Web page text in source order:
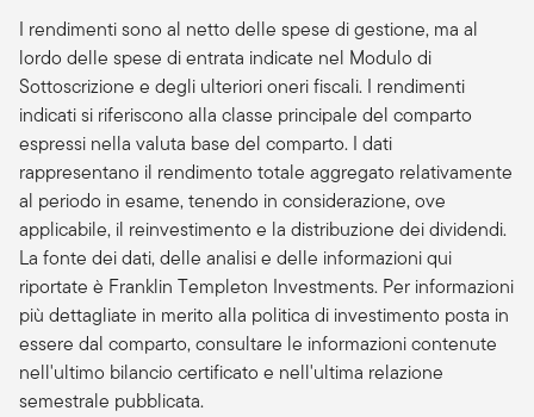
I rendimenti sono al netto delle spese di gestione, ma al
lordo delle spese di entrata indicate nel Modulo di
Sottoscrizione e degli ulteriori oneri fiscali. I rendimenti
indicati si riferiscono alla classe principale del comparto
espressi nella valuta base del comparto. I dati
rappresentano il rendimento totale aggregato relativamente
al periodo in esame, tenendo in considerazione, ove
applicabile, il reinvestimento e la distribuzione dei dividendi.
La fonte dei dati, delle analisi e delle informazioni qui
riportate è Franklin Templeton Investments. Per informazioni
più dettagliate in merito alla politica di investimento posta in
essere dal comparto, consultare le informazioni contenute
nell'ultimo bilancio certificato e nell'ultima relazione
semestrale pubblicata.